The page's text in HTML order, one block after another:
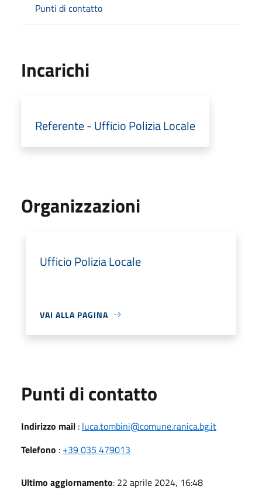
Punti di contatto
Incarichi
Referente - Ufficio Polizia Locale
Organizzazioni
Ufficio Polizia Locale
VAI ALLA PAGINA
Punti di contatto
Indirizzo mail : luca.tombini@comune.ranica.bg.it
Telefono : +39 035 479013
Ultimo aggiornamento: 22 aprile 2024, 16:48